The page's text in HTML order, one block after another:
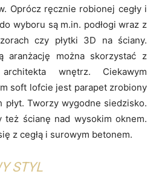
Oprócz ręcznie robionej cegły i
wyboru są m.in. podłogi wraz z
czy płytki 3D na ściany.
aranżację można skorzystać z
wnętrz. Ciekawym
soft lofcie jest parapet zrobiony
płyt. Tworzy wygodne siedzisko.
też ścianę nad wysokim oknem.
z cegłą i surowym betonem.
STYL